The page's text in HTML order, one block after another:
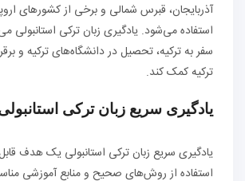
آذربایجان، قبرس شمالی و برخی از کشورهای
استفاده می‌شود. یادگیری زبان ترکی استانبولی
سفر به ترکیه، تحصیل در دانشگاه‌های ترکیه و
ترکیه کمک کند.
یادگیری سریع زبان ترکی
یادگیری سریع زبان ترکی استانبولی یک هدف
استفاده از روش‌های صحیح و منابع آموزشی